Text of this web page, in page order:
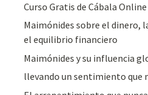
Curso Gratis de Cábala Online
Maimónides sobre el dinero,
el equilibrio financiero
Maimónides y su influencia
llevando un sentimiento que